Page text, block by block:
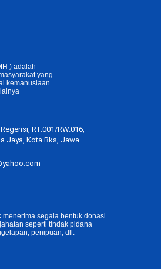
) adalah
yang
kemanusiaan
RT.001/RW.016,
Jaya, Kota Bks, Jawa
segala bentuk donasi
seperti tindak pidana
penipuan, dll.